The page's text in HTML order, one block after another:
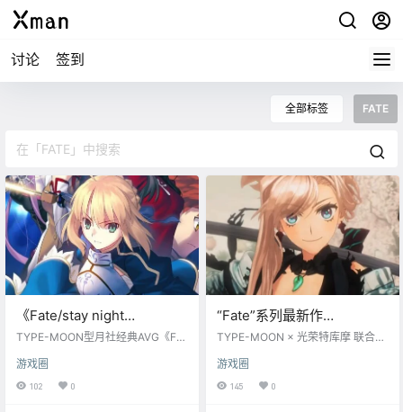
讨论 签到
全部标签 FATE
《Fate/stay night
REMASTERED》复刻版预告
售
TYPE-MOON型月社经典AVG《Fat
版预告PV公开，2024年登陆Stea
m/Switch，支持中文。游戏基于PS
游戏圈
102 0
“Fate”系列最新作
RPG《Fate/Samurai
售
TYPE-MOON × 光荣特库摩 联合制
murai Remnant》公布，2023年发
售，登陆PS5/PS4/Switch/PC Ste
游戏圈
145 0